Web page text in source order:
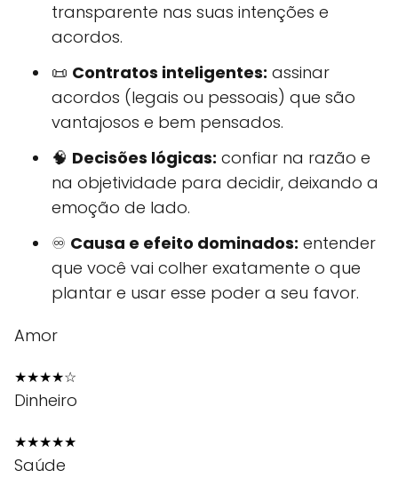
transparente nas suas intenções e
acordos.
📜 Contratos inteligentes: assinar
acordos (legais ou pessoais) que são
vantajosos e bem pensados.
🧠 Decisões lógicas: confiar na razão e
na objetividade para decidir, deixando a
emoção de lado.
♾️ Causa e efeito dominados: entender
que você vai colher exatamente o que
plantar e usar esse poder a seu favor.
Amor
★★★★☆
Dinheiro
★★★★★
Saúde